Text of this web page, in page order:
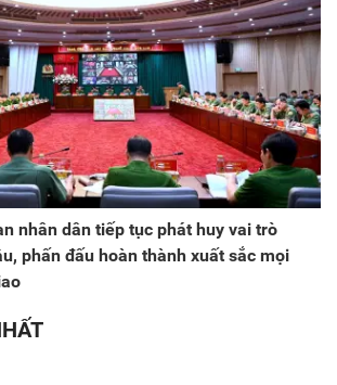
nhân dân tiếp tục phát huy vai trò
phấn đấu hoàn thành xuất sắc mọi